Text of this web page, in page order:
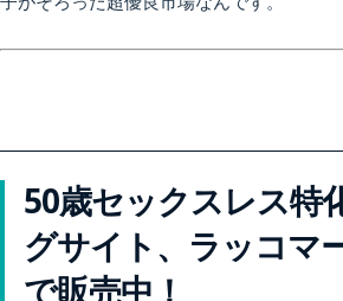
50歳セックスレス特
グサイト、ラッコマ
で販売中！